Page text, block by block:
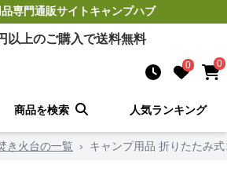
専門通販サイトキャンプハブ
以上のご購入で送料無料
0 0
商品を検索 人気ランキング
き火台の一覧 › キャンプ用品 折りたたみ